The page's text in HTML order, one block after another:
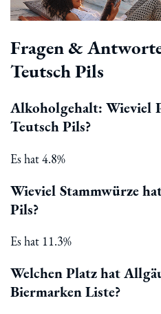
Fragen &
Teutsch Pils
Alkoholgehalt: Wieviel
Teutsch Pils?
Es hat 4.8%
Wieviel Stammwürze
Pils?
Es hat 11.3%
Welchen Platz hat
Biermarken Liste?